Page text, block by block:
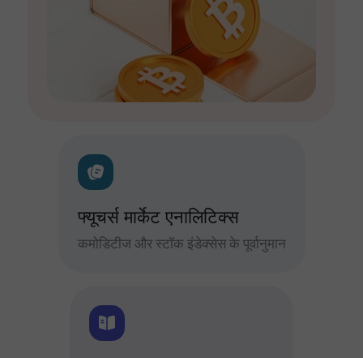
फ्यूचर्स मार्केट एनालिटिक्स
कमोडिटीज और स्टॉक इंडेक्सेस के पूर्वानुमान